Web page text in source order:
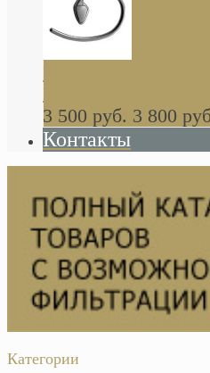
Khala Colombo
НАЛИЧИИ
3 500 руб. 3 800
Контакты
Категории